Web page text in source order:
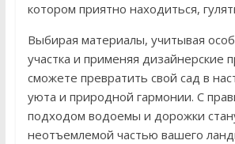
котором приятно находиться,
Выбирая материалы, учитывая
участка и применяя дизайнерские
сможете превратить свой сад в
уюта и природной гармонии. С
подходом водоемы и дорожки
неотъемлемой частью вашего